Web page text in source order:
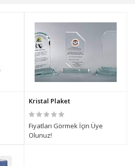
Kristal Plaket
Fiyatları Görmek İçin Üye
Olunuz!